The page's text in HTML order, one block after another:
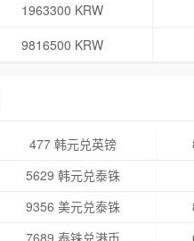
1963300 KRW
9816500 KRW
477 韩元兑英镑
5629 韩元兑泰铢
9356 美元兑泰铢